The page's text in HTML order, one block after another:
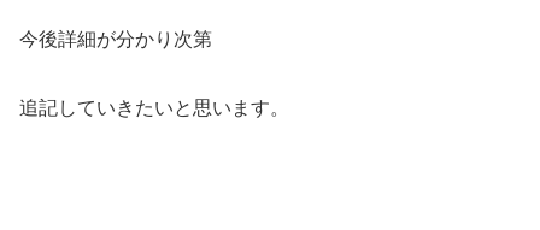
今後詳細が分かり次第
追記していきたいと思います。